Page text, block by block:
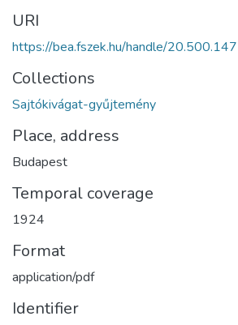
URI
https://bea.fszek.hu/handle/
Collections
Sajtókivágat-gyűjtemény
Place, address
Budapest
Temporal coverage
1924
Format
application/pdf
Identifier